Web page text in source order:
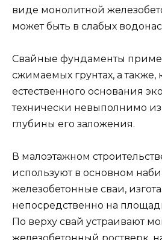
виде монолитной
может быть в слабых
Свайные фундаменты
сжимаемых грунтах, а также,
естественного основания
технически невыполнимо
глубины его заложения.
В малоэтажном
используют в основном
железобетонные сваи,
непосредственно на
По верху свай устраивают